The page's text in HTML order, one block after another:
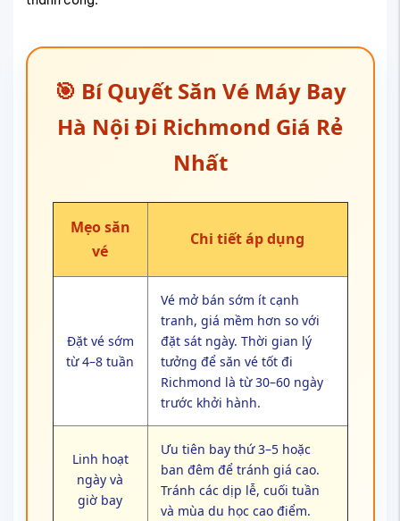
🎯 Bí Quyết Săn Vé Máy Bay
Hà Nội Đi Richmond Giá Rẻ
Nhất
Mẹo săn
vé
Chi tiết áp dụng
Đặt vé sớm
từ 4–8 tuần
Vé mở bán sớm ít cạnh
tranh, giá mềm hơn so với
đặt sát ngày. Thời gian lý
tưởng để săn vé tốt đi
Richmond là từ 30–60 ngày
trước khởi hành.
Linh hoạt
ngày và
giờ bay
Ưu tiên bay thứ 3–5 hoặc
ban đêm để tránh giá cao.
Tránh các dịp lễ, cuối tuần
và mùa du học cao điểm.